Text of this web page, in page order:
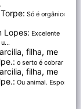
Só é orgânico se
Lopes: Excelente
filha, me
o serto é cobrar pel...
filha, me
Ou animal. Esponja